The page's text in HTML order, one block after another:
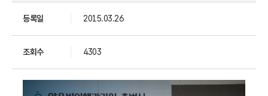
등록일 2015.03.26
조회수 4303